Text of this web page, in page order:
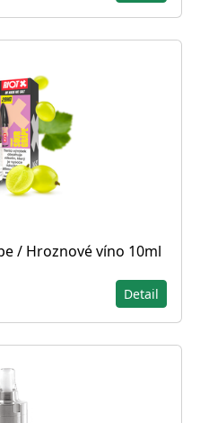
/ Hroznové víno 10ml
Detail